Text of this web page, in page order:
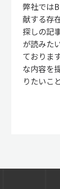
弊社では
献する存
探しの記
が読みた
ておりま
な内容を
りたいこ